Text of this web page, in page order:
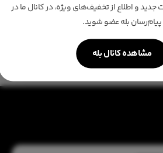
قابل سفارشه
و اطلاع از تخفیف‌های ویژه، در کانال ما در
پیام‌رسان بله عضو شوید.
مشاهده کانال بله